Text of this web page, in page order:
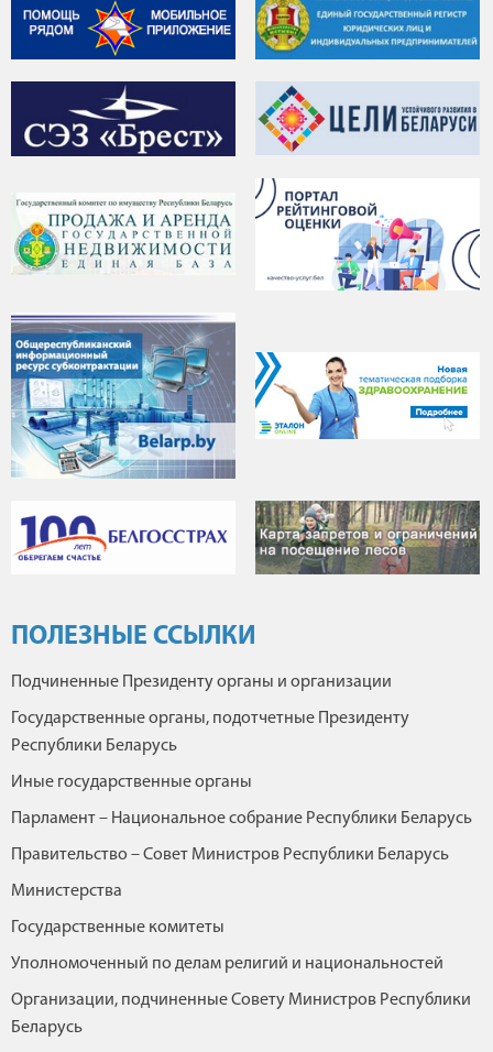
ПОЛЕЗНЫЕ ССЫЛКИ
Подчиненные Президенту органы и организации
Государственные органы, подотчетные Президенту
Республики Беларусь
Иные государственные органы
Парламент – Национальное собрание Республики Беларусь
Правительство – Совет Министров Республики Беларусь
Министерства
Государственные комитеты
Уполномоченный по делам религий и национальностей
Организации, подчиненные Совету Министров Республики
Беларусь